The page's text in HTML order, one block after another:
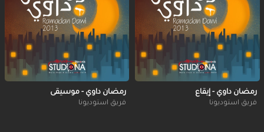
رمضان داوي - إيقاع
فريق استوديونا
رمضان داوي - موسيقى
فريق استوديونا